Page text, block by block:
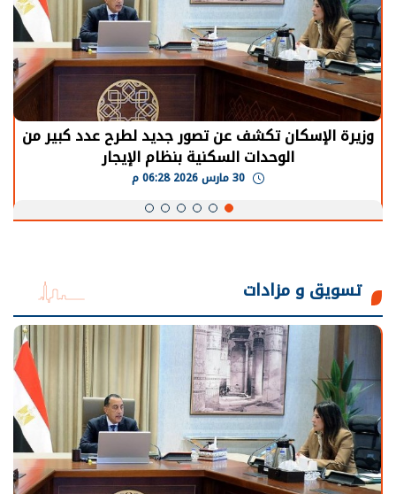
عن تصور جديد لطرح عدد كبير من
السكنية بنظام الإيجار
الرئيس
تسويق و مزادات